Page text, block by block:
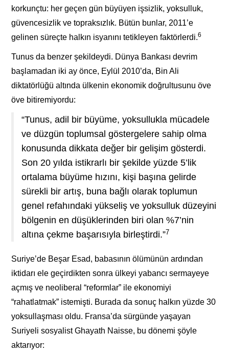
korkunçtu: her geçen gün büyüyen işsizlik, yoksulluk,
güvencesizlik ve topraksızlık. Bütün bunlar, 2011’e
gelinen süreçte halkın isyanını tetikleyen faktörlerdi.6
Tunus da benzer şekildeydi. Dünya Bankası devrim
başlamadan iki ay önce, Eylül 2010’da, Bin Ali
diktatörlüğü altında ülkenin ekonomik doğrultusunu öve
öve bitiremiyordu:
“Tunus, adil bir büyüme, yoksullukla mücadele
ve düzgün toplumsal göstergelere sahip olma
konusunda dikkata değer bir gelişim gösterdi.
Son 20 yılda istikrarlı bir şekilde yüzde 5’lik
ortalama büyüme hızını, kişi başına gelirde
sürekli bir artış, buna bağlı olarak toplumun
genel refahındaki yükseliş ve yoksulluk düzeyini
bölgenin en düşüklerinden biri olan %7’nin
altına çekme başarısıyla birleştirdi.”7
Suriye’de Beşar Esad, babasının ölümünün ardından
iktidarı ele geçirdikten sonra ülkeyi yabancı sermayeye
açmış ve neoliberal “reformlar” ile ekonomiyi
“rahatlatmak” istemişti. Burada da sonuç halkın yüzde 30
yoksullaşması oldu. Fransa’da sürgünde yaşayan
Suriyeli sosyalist Ghayath Naisse, bu dönemi şöyle
aktarıyor: